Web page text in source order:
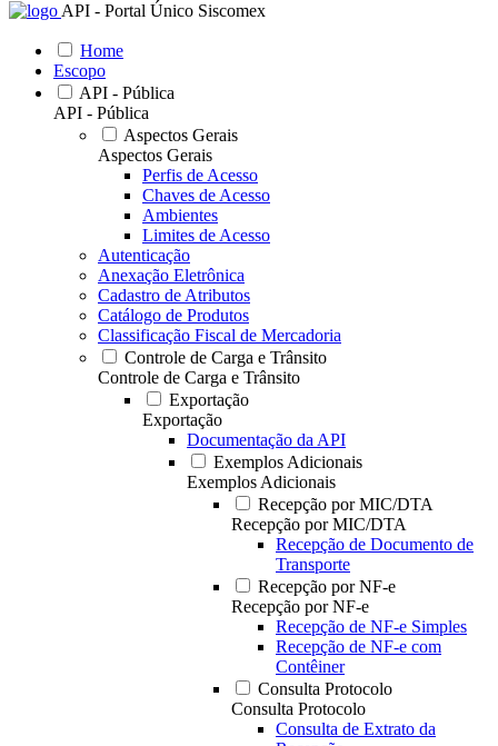
API - Portal Único Siscomex
Home
Escopo
API - Pública
API - Pública
Aspectos Gerais
Aspectos Gerais
Perfis de Acesso
Chaves de Acesso
Ambientes
Limites de Acesso
Autenticação
Anexação Eletrônica
Cadastro de Atributos
Catálogo de Produtos
Classificação Fiscal de Mercadoria
Controle de Carga e Trânsito
Controle de Carga e Trânsito
Exportação
Exportação
Documentação da API
Exemplos Adicionais
Exemplos Adicionais
Recepção por MIC/DTA
Recepção por MIC/DTA
Recepção de Documento de
Transporte
Recepção por NF-e
Recepção por NF-e
Recepção de NF-e Simples
Recepção de NF-e com
Contêiner
Consulta Protocolo
Consulta Protocolo
Consulta de Extrato da